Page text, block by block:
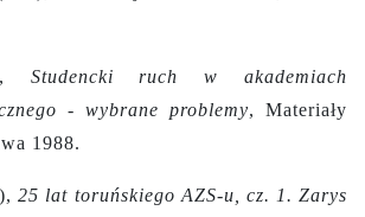
Studencki ruch w akademiach
- wybrane problemy, Materiały
1988.
25 lat toruńskiego AZS-u, cz. 1. Zarys